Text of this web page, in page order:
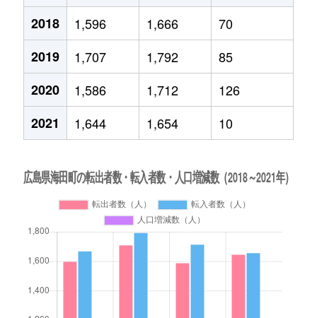
2018
1,596 1,666
70
2019
1,707 1,792
85
2020
1,586 1,712
126
2021
1,644 1,654 10